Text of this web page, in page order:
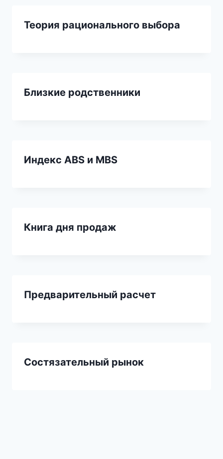
Теория рационального выбора
Близкие родственники
Индекс ABS и MBS
Книга дня продаж
Предварительный расчет
Состязательный рынок